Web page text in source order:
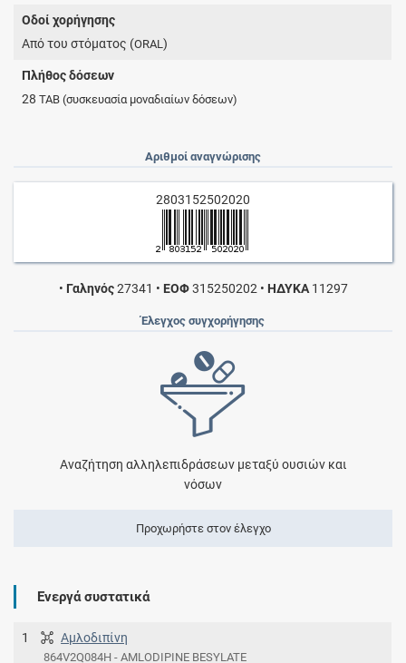
Οδοί χορήγησης
Από του στόματος (ORAL)
Πλήθος δόσεων
28TAB (συσκευασία μοναδιαίων δόσεων)
Αριθμοί αναγνώρισης
2803152502020
• Γαληνός27341 • ΕΟΦ315250202 • ΗΔΥΚΑ11297
Έλεγχος συγχορήγησης
Αναζήτηση αλληλεπιδράσεων μεταξύ ουσιών και
νόσων
Προχωρήστε στον έλεγχο
Ενεργά συστατικά
1 Αμλοδιπίνη
864V2Q084H - AMLODIPINE BESYLATE